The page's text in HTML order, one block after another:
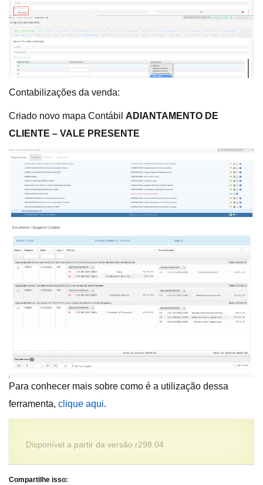
Contabilizações da venda:
Criado novo mapa Contábil ADIANTAMENTO DE
CLIENTE – VALE PRESENTE
Para conhecer mais sobre como é a utilização dessa
ferramenta, clique aqui.
Disponível a partir da versão r298.04
Compartilhe isso: